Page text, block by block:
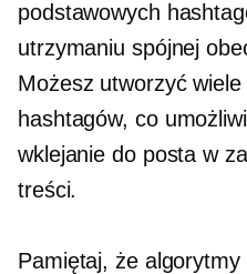
podstawowych
utrzymaniu spójnej
Możesz utworzyć
hashtagów, co
wklejanie do posta w
treści.
Pamiętaj, że